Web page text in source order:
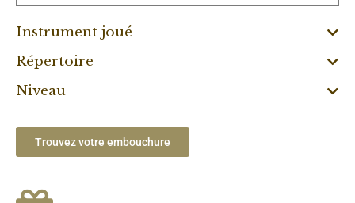
Instrument joué
Répertoire
Niveau
Trouvez votre embouchure